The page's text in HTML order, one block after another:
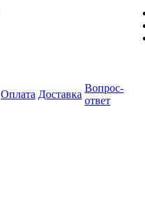
Оплата Доставка
Вопрос-
ответ